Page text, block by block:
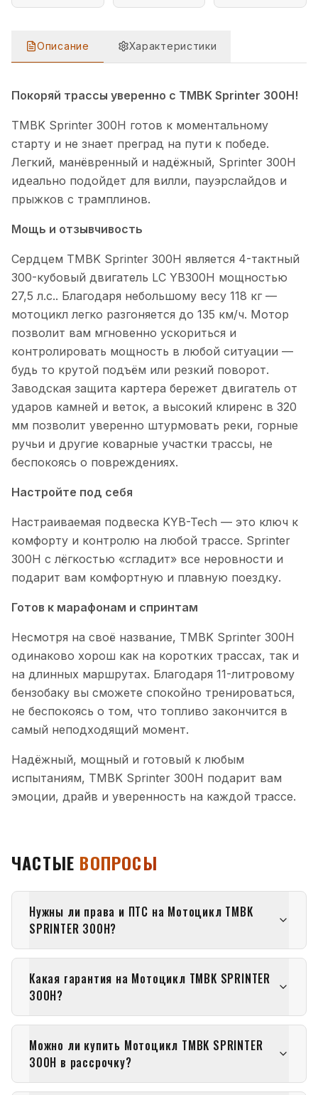
Описание Характеристики
ОПИСАНИЕМОТОЦИКЛ TMBK SPRINTER 300H
Покоряй трассы уверенно с TMBK Sprinter 300H!
TMBK Sprinter 300H готов к моментальному
старту и не знает преград на пути к победе.
Легкий, манёвренный и надёжный, Sprinter 300H
идеально подойдет для вилли, пауэрслайдов и
прыжков с трамплинов.
Мощь и отзывчивость
Сердцем TMBK Sprinter 300H является 4-тактный
300-кубовый двигатель LC YB300H мощностью
27,5 л.с.. Благодаря небольшому весу 118 кг —
мотоцикл легко разгоняется до 135 км/ч. Мотор
позволит вам мгновенно ускориться и
контролировать мощность в любой ситуации —
будь то крутой подъём или резкий поворот.
Заводская защита картера бережет двигатель от
ударов камней и веток, а высокий клиренс в 320
мм позволит уверенно штурмовать реки, горные
ручьи и другие коварные участки трассы, не
беспокоясь о повреждениях.
Настройте под себя
Настраиваемая подвеска KYB-Tech — это ключ к
комфорту и контролю на любой трассе. Sprinter
300H с лёгкостью «сгладит» все неровности и
подарит вам комфортную и плавную поездку.
Готов к марафонам и спринтам
Несмотря на своё название, TMBK Sprinter 300H
одинаково хорош как на коротких трассах, так и
на длинных маршрутах. Благодаря 11-литровому
бензобаку вы сможете спокойно тренироваться,
не беспокоясь о том, что топливо закончится в
самый неподходящий момент.
Надёжный, мощный и готовый к любым
испытаниям, TMBK Sprinter 300H подарит вам
эмоции, драйв и уверенность на каждой трассе.
ЧАСТЫЕ ВОПРОСЫ
Нужны ли права и ПТС на Мотоцикл TMBK
SPRINTER 300H?
Какая гарантия на Мотоцикл TMBK SPRINTER
300H?
Можно ли купить Мотоцикл TMBK SPRINTER
300H в рассрочку?